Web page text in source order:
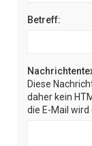
Betreff:
Diese
daher kein
die E-Mail wird